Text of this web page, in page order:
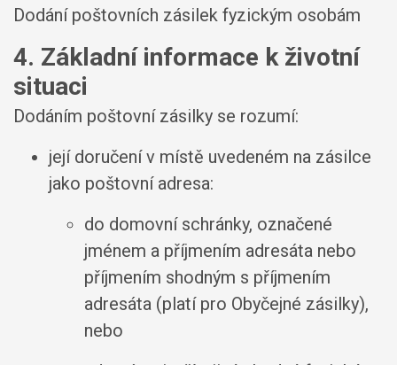
Dodání poštovních zásilek fyzickým osobám
4. Základní informace k životní
situaci
Dodáním poštovní zásilky se rozumí:
její doručení v místě uvedeném na zásilce
jako poštovní adresa:
do domovní schránky, označené
jménem a příjmením adresáta nebo
příjmením shodným s příjmením
adresáta (platí pro Obyčejné zásilky),
nebo